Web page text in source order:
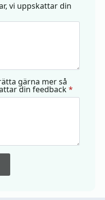
vi uppskattar din
gärna mer så
din feedback*